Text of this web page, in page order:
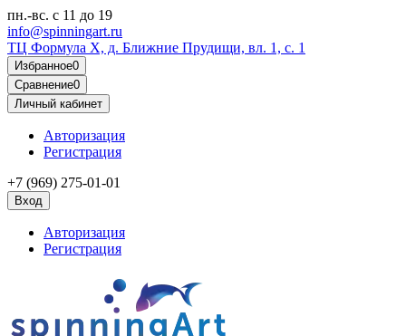
пн.-вс. с 11 до 19
info@spinningart.ru
ТЦ Формула X, д. Ближние Прудищи, вл. 1, с. 1
Избранное0
Сравнение0
Личный кабинет
Авторизация
Регистрация
+7 (969) 275-01-01
Вход
Авторизация
Регистрация